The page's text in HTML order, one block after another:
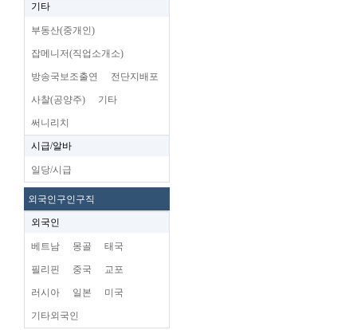
기타
부동산(중개인)
잡메니저(직업소개소)
방송국보조출연 전단지배포
사찰(공양주) 기타
써니리치
시급/알바
일당/시급
외국인구인구직
외국인
베트남 몽골 태국
필리핀 중국 교포
러시아 일본 미국
기타외국인